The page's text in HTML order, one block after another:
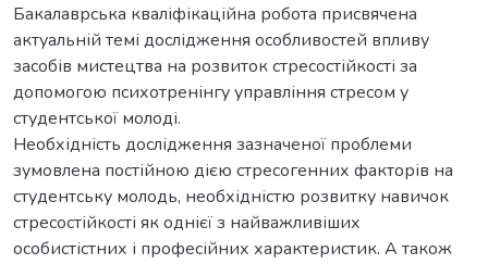
Бакалаврська кваліфікаційна робота присвячена
актуальній темі дослідження особливостей впливу
засобів мистецтва на розвиток стресостійкості за
допомогою психотренінгу управління стресом у
студентської молоді.
Необхідність дослідження зазначеної проблеми
зумовлена постійною дією стресогенних факторів на
студентську молодь, необхідністю розвитку навичок
стресостійкості як однієї з найважливіших
особистістних і професійних характеристик. А також